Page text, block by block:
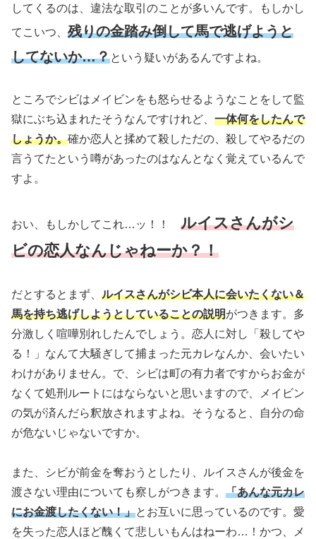
してくるのは、違法な取引のことが多いんです。もしかし
てこいつ、 残りの金踏み倒して馬で逃げようと
してないか…？という疑いがあるんですよね。
ところでシビはメイビンをも怒らせるようなことをして監
獄にぶち込まれたそうなんですけれど、 一体何をしたんで
しょうか。確か恋人と揉めて殺しただの、殺してやるだの
言うてたという噂があったのはなんとなく覚えているんで
すよ。
おい、もしかしてこれ…ッ！！ ルイスさんがシ
ビの恋人なんじゃねーか？！
だとするとまず、 ルイスさんがシビ本人に会いたくない＆
馬を持ち逃げしようとしていることの説明がつきます。多
分激しく喧嘩別れしたんでしょう。恋人に対し「殺してや
る！」なんて大騒ぎして捕まった元カレなんか、会いたい
わけがありません。で、シビは町の有力者ですからお金が
なくて処刑ルートにはならないと思いますので、メイビン
の気が済んだら釈放されますよね。そうなると、自分の命
が危ないじゃないですか。
また、シビが前金を奪おうとしたり、ルイスさんが後金を
渡さない理由についても察しがつきます。 「あんな元カレ
にお金渡したくない！」とお互いに思っているのです。愛
を失った恋人ほど醜くて悲しいもんはねーわ…！かつ、メ